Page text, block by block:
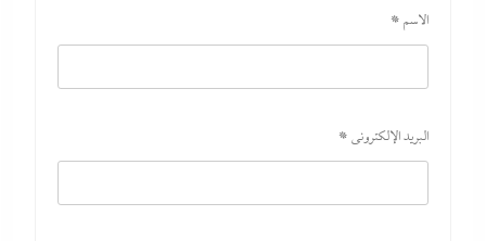
الاسم *
البريد الإلكتروني *
المركزى المصري